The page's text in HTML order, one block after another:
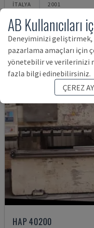
İTALYA 2001
HAP 40200
AB
Deneyiminizi geliştirmek,
pazarlama amaçları için
yönetebilir ve verilerinizi
fazla bilgi edinebilirsiniz.
ÇEREZ